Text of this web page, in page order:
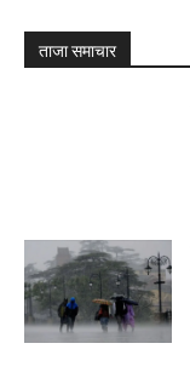
ताजा समाचार